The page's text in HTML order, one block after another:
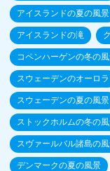
アイスランドの夏の風景
アイスランドの滝
コペンハーゲンの冬の
スウェーデンのオーロラ
スウェーデンの夏の風景
ストックホルムの冬の
スヴァールバル諸島の
デンマークの夏の風景